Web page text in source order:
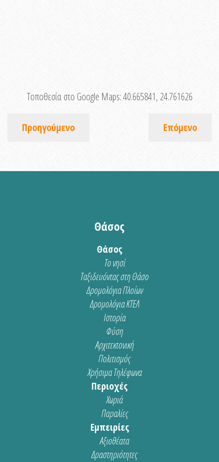
Τοποθεσία στο Google Maps:40.665841, 24.761626
Προηγούμενο Επόμενο
Θάσος
Θάσος
Το νησί
Ταξιδευόντας στη Θάσο
Δρομολόγια Πλοίων
Δρομολόγια ΚΤΕΛ
Ιστορία
Φύση
Αρχιτεκτονική
Πολιτισμός
Χρήσιμα Τηλέφωνα
Περιοχές
Χωριά
Παραλίες
Εμπειρίες
Αξιοθέατα
Δραστηριότητες